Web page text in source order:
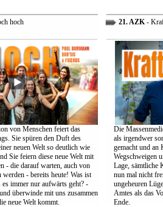
hoch
von Menschen feiert das
Sie spüren den Duft des
neuen Welt so deutlich wie
Sie feiern diese neue Welt mit
- die darauf warten, auch von
- bereits heute! Was ist
immer nur aufwärts geht? -
überwinde mit uns zusammen
neue Welt kommt.
21. AZK-
Die
als irgendwer
gemacht und an
Wegschweigen
Lage, sämtliche
nun mal nicht
ungeheuren
Amtes als das
Ende.